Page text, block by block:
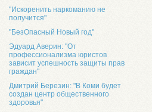
"Искоренить наркоманию не
получится"
"БезОпасный Новый год"
Эдуард Аверин: "От
профессионализма юристов
зависит успешность защиты прав
граждан"
Дмитрий Березин: "В Коми будет
создан центр общественного
здоровья"